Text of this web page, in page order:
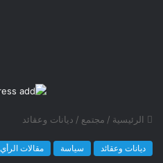
الرئيسية / مجتمع / ديانات وعقائد
ديانات وعقائد سياسة مقالات الرأي